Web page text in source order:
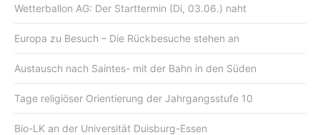
Wetterballon AG: Der Starttermin (Di, 03.06.) naht
Europa zu Besuch – Die Rückbesuche stehen an
Austausch nach Saintes- mit der Bahn in den Süden
Tage religiöser Orientierung der Jahrgangsstufe 10
Bio-LK an der Universität Duisburg-Essen